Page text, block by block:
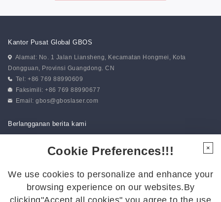
Kantor Pusat Global GBOS
Alamat: No. 1 Jalan Liansheng, Kecamatan Hongmei, Kota
Dongguan, Provinsi Guangdong. CN
Tel: +86 769 88990609
Faksimili: +86 769 88990677
Email:gbos@gboslaser.com
Berlangganan berita kami
Ikuti kami untuk mendapatkan kabar terbaru:
Cookie Preferences!!!
We use cookies to personalize and enhance your
browsing experience on our websites.By
clicking"Accept all cookies",you agree to the use
×